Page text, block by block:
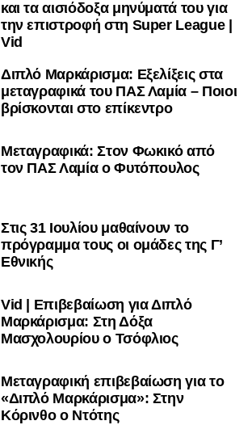
και τα αισιόδοξα μηνύματά του για
την επιστροφή στη Super League |
Vid
Διπλό Μαρκάρισμα: Εξελίξεις στα
μεταγραφικά του ΠΑΣ Λαμία – Ποιοι
βρίσκονται στο επίκεντρο
Μεταγραφικά: Στον Φωκικό από
τον ΠΑΣ Λαμία ο Φυτόπουλος
Στις 31 Ιουλίου μαθαίνουν το
πρόγραμμα τους οι ομάδες της Γ’
Εθνικής
Vid | Επιβεβαίωση για Διπλό
Μαρκάρισμα: Στη Δόξα
Μασχολουρίου ο Τσόφλιος
Μεταγραφική επιβεβαίωση για το
«Διπλό Μαρκάρισμα»: Στην
Κόρινθο ο Ντότης